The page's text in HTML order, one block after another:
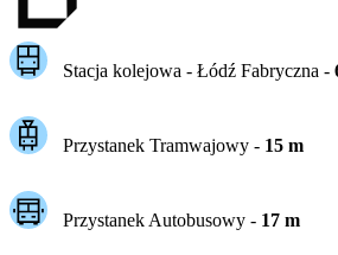
Stacja kolejowa - Łódź Fabryczna -
Przystanek Tramwajowy - 15m
Przystanek Autobusowy - 17m